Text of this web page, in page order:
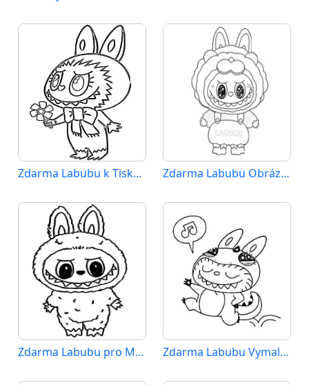
Zdarma Labubu k Tisku pro Děti Zdarma Labubu Obrázek
Zdarma Labubu pro Malé Děti Zdarma Labubu Vymalovatelné